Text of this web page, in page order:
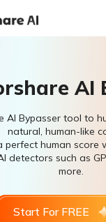
AI
AI Bypasser tool to
natural, human-like
perfect human score
detectors such as
more.
Start For FREE